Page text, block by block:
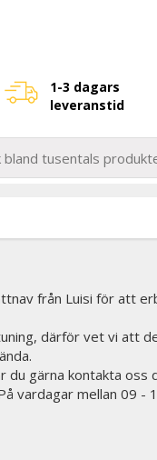
1-3 dagars
leveranstid
från Luisi för att
därför vet vi att
gärna kontakta
vardagar mellan 09 -